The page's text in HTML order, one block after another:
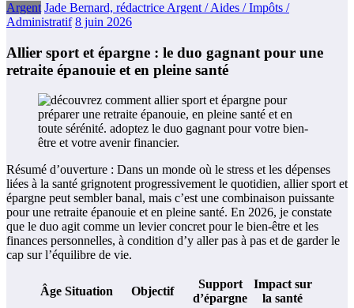
Argent Jade Bernard, rédactrice Argent / Aides / Impôts /
Administratif 8 juin 2026
Allier sport et épargne : le duo gagnant pour une
retraite épanouie et en pleine santé
Résumé d’ouverture : Dans un monde où le stress et les dépenses
liées à la santé grignotent progressivement le quotidien, allier sport et
épargne peut sembler banal, mais c’est une combinaison puissante
pour une retraite épanouie et en pleine santé. En 2026, je constate
que le duo agit comme un levier concret pour le bien-être et les
finances personnelles, à condition d’y aller pas à pas et de garder le
cap sur l’équilibre de vie.
Âge Situation Objectif
Support
d’épargne
Impact sur
la santé